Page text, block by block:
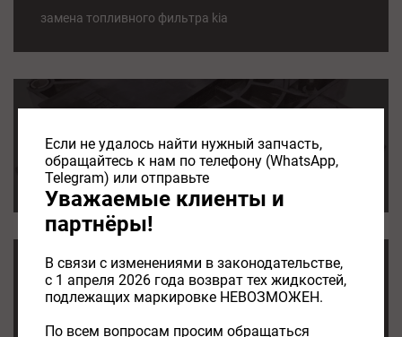
замена топливного фильтра kia
01.08.2026
фильтр топливный kia
ТОПЛИВНЫЙ ФИЛЬТР KIA
Если не удалось найти нужный запчасть,
обращайтесь к нам по телефону (WhatsApp,
Telegram) или отправьте
Уважаемые клиенты и
партнёры!
В связи с изменениями в законодательстве,
с 1 апреля 2026 года возврат тех жидкостей,
подлежащих маркировке НЕВОЗМОЖЕН.
По всем вопросам просим обращаться